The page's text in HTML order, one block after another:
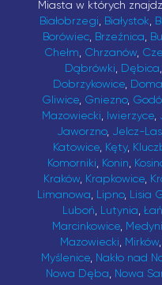
Miasta w których
Białobrzegi, Białystok,
Borówiec, Brzeźnica,
Chełm, Chrzanów,
Dąbrówki, Dębica,
Dobrzykowice,
Gliwice, Gniezno,
Mazowiecki, Iwierzyce,
Jaworzno, Jelcz-
Katowice, Kęty,
Komorniki, Konin,
Kraków, Krapkowice,
Limanowa, Lipno, Lisia
Luboń, Lutynia,
Marcinkowice,
Mazowiecki, Mirków,
Myślenice, Nakło nad
Nowa Dęba, Nowa